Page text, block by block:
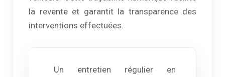
la revente et garantit la transparence des
interventions effectuées.
Un entretien régulier en